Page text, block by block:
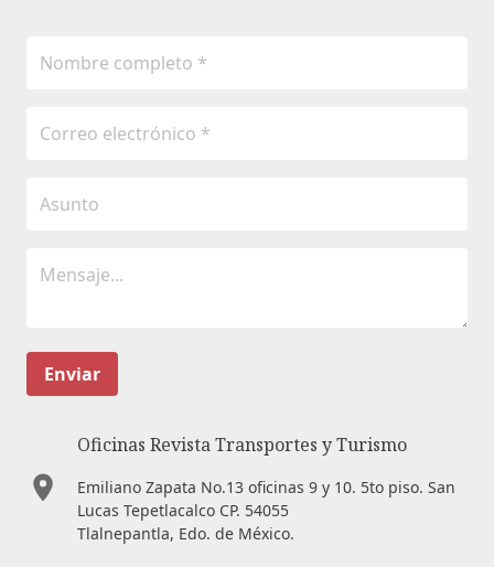
Enviar
Oficinas Revista Transportes y Turismo
Emiliano Zapata No.13 oficinas 9 y 10. 5to piso. San
Lucas Tepetlacalco CP. 54055
Tlalnepantla, Edo. de México.